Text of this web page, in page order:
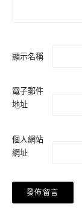
顯示名稱
電子郵件
地址
個人網站
網址